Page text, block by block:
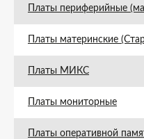
Платы периферийные
Платы материнские
Платы МИКС
Платы мониторные
Платы оперативной